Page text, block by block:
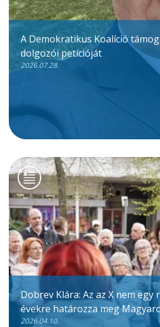
A Demokratikus Koalíció
dolgozói petícióját
2026.07.28.
Dobrev Klára: Az az X nem egy
évekre határozza meg
2026.04.10.